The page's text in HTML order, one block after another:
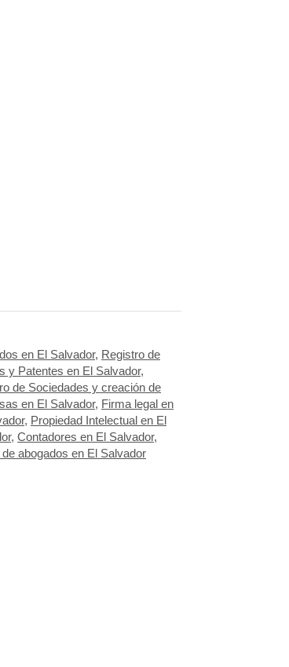
en El Salvador, Registro de
y Patentes en El Salvador,
de Sociedades y creación de
en El Salvador, Firma legal en
, Propiedad Intelectual en El
, Contadores en El Salvador,
de abogados en El Salvador